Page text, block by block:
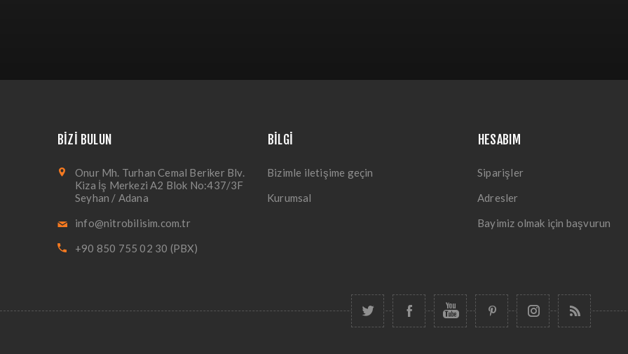
BIZI BULUN
Onur Mh. Turhan Cemal Beriker Blv.
Kiza İş Merkezi A2 Blok No:437/3F
Seyhan / Adana
info@nitrobilisim.com.tr
+90 850 755 02 30 (PBX)
BILGI
Bizimle iletişime geçin
Kurumsal
HESABIM
Siparişler
Adresler
Bayimiz olmak için başvurun